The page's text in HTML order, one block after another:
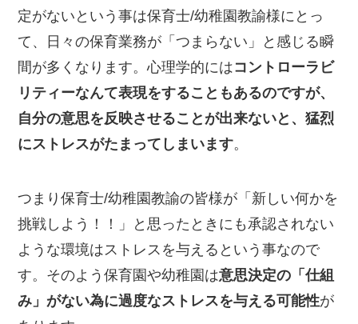
定がないという事は保育士/幼稚園教諭様にとっ
て、日々の保育業務が「つまらない」と感じる瞬
間が多くなります。心理学的にはコントローラビ
リティーなんて表現をすることもあるのですが、
自分の意思を反映させることが出来ないと、猛烈
にストレスがたまってしまいます。
つまり保育士/幼稚園教諭の皆様が「新しい何かを
挑戦しよう！！」と思ったときにも承認されない
ような環境はストレスを与えるという事なので
す。そのよう保育園や幼稚園は意思決定の「仕組
み」がない為に過度なストレスを与える可能性が